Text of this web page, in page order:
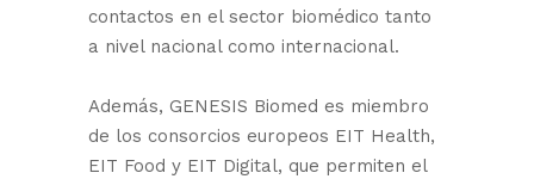
contactos en el sector biomédico tanto
a nivel nacional como internacional.
Además, GENESIS Biomed es miembro
de los consorcios europeos EIT Health,
EIT Food y EIT Digital, que permiten el